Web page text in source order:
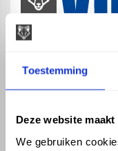
Toestemming
Deze website
We gebruiken
phone_enabled +31 416 75 02 55
mail